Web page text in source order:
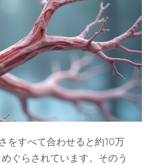
をすべて合わせると約10万
ぐらされています。そのう